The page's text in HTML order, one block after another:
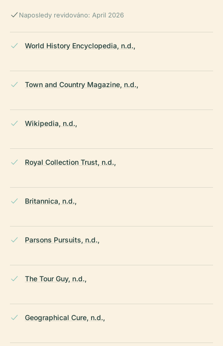
Naposledy revidováno: April 2026
World History Encyclopedia, n.d.,
Town and Country Magazine, n.d.,
Wikipedia, n.d.,
Royal Collection Trust, n.d.,
Britannica, n.d.,
Parsons Pursuits, n.d.,
The Tour Guy, n.d.,
Geographical Cure, n.d.,